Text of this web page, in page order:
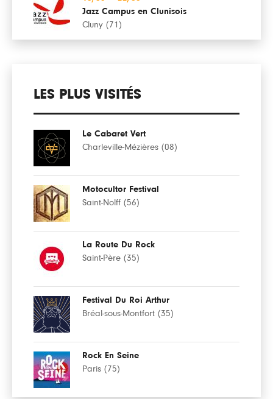
Jazz Campus en Clunisois
Cluny (71)
LES PLUS VISITÉS
Le Cabaret Vert
Charleville-Mézières (08)
Motocultor Festival
Saint-Nolff (56)
La Route Du Rock
Saint-Père (35)
Festival Du Roi Arthur
Bréal-sous-Montfort (35)
Rock En Seine
Paris (75)